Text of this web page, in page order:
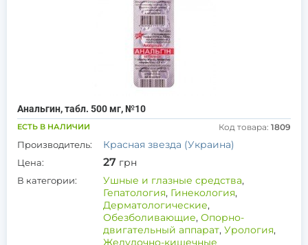
Анальгин, табл. 500 мг, №10
ЕСТЬ В НАЛИЧИИ Код товара: 1809
Производитель: Красная звезда (Украина)
Цена: 27 грн
В категории: Ушные и глазные средства,
Гепатология, Гинекология,
Дерматологические,
Обезболивающие, Опорно-
двигательный аппарат, Урология,
Желудочно-кишечные